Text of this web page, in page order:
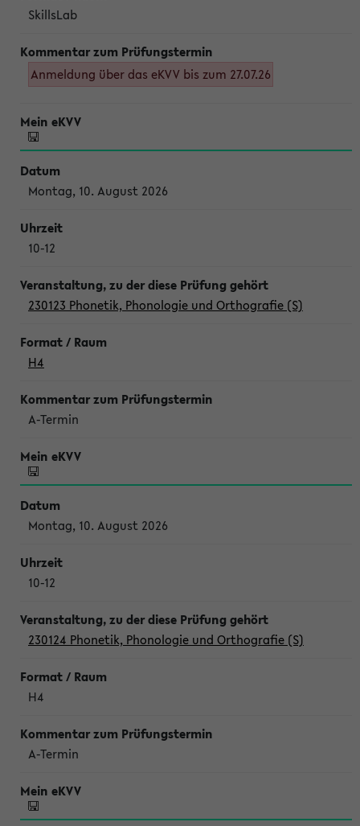
SkillsLab
Anmeldung über das eKVV bis zum 27.07.26
Montag, 10. August 2026
10-12
230123 Phonetik, Phonologie und Orthografie (S)
H4
A-Termin
Montag, 10. August 2026
10-12
230124 Phonetik, Phonologie und Orthografie (S)
H4
A-Termin